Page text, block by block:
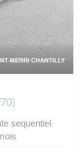
sequentiel